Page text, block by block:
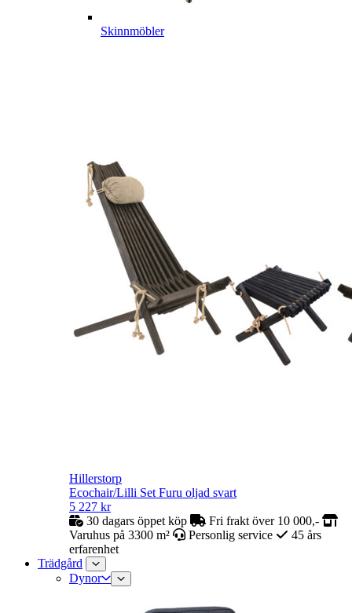
Skinnmöbler
Hillerstorp
Ecochair/Lilli Set Furu oljad svart
5 227 kr
30 dagars öppet köp
Fri frakt över 10 000,-
Varuhus på 3300 m²
Personlig service
45 års
erfarenhet
Trädgård
Dynor